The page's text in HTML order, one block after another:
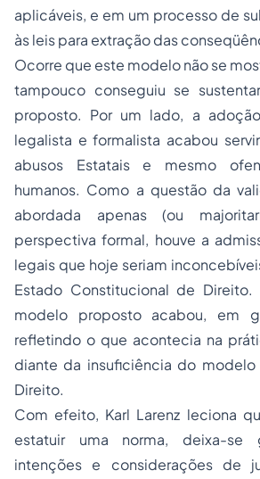
aplicáveis, e em um processo de
às leis para extração das
Ocorre que este modelo não se
tampouco conseguiu se
proposto. Por um lado, a adoção
legalista e formalista acabou
abusos Estatais e mesmo
humanos. Como a questão da
abordada apenas (ou
perspectiva formal, houve a
legais que hoje seriam
Estado Constitucional de
modelo proposto acabou, em
refletindo o que acontecia na
diante da insuficiência do modelo
Direito.
Com efeito, Karl Larenz leciona
estatuir uma norma, deixa-se
intenções e considerações de